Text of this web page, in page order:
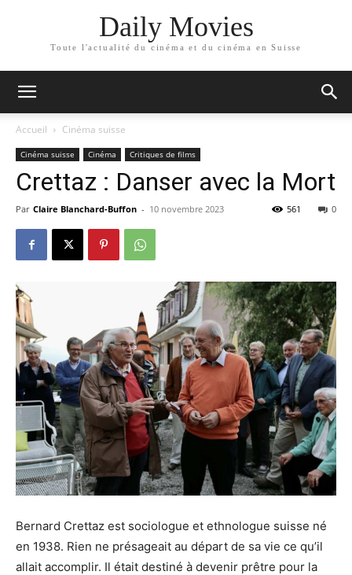
Daily Movies
Toute l'actualité du cinéma et du cinéma en Suisse
Accueil Cinéma suisse
Cinéma suisse Cinéma Critiques de films
Crettaz : Danser avec la Mort
Par Claire Blanchard-Buffon - 10 novembre 2023 0
561
Bernard Crettaz est sociologue et ethnologue suisse né
en 1938. Rien ne présageait au départ de sa vie ce qu’il
allait accomplir. Il était destiné à devenir prêtre pour la